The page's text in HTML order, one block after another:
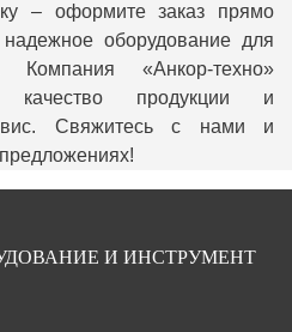
– оформите заказ прямо
оборудование для
Компания «Анкор-техно»
качество продукции и
Свяжитесь с нами и
И ИНСТРУМЕНТ